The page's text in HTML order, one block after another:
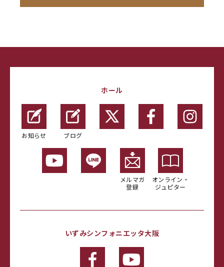
ホール
お知らせ ブログ
メルマガ
登録
オンライン・
ジュピター
いずみシンフォニエッタ大阪